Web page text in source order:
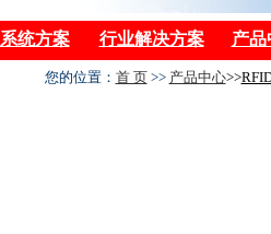
系统方案 行业解决方案 产品
您的位置： 首 页>> 产品中心>>